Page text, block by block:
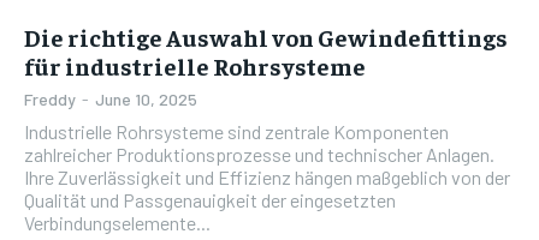
Die richtige Auswahl von Gewindefittings
für industrielle Rohrsysteme
Freddy - June 10, 2025
Industrielle Rohrsysteme sind zentrale Komponenten
zahlreicher Produktionsprozesse und technischer Anlagen.
Ihre Zuverlässigkeit und Effizienz hängen maßgeblich von der
Qualität und Passgenauigkeit der eingesetzten
Verbindungselemente...